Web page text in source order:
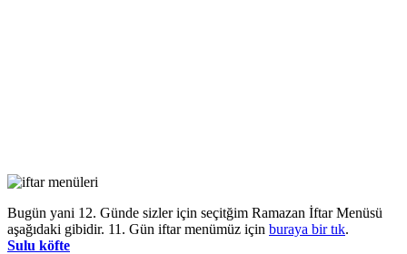
Bugün yani 12. Günde sizler için seçitğim Ramazan İftar Menüsü
aşağıdaki gibidir. 11. Gün iftar menümüz için buraya bir tık.
Sulu köfte